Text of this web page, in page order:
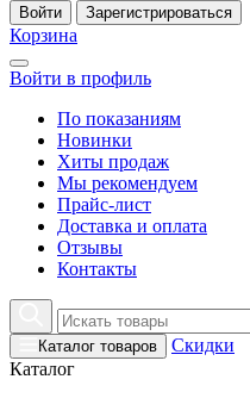
Войти Зарегистрироваться
Корзина
Войти в профиль
По показаниям
Новинки
Хиты продаж
Мы рекомендуем
Прайс-лист
Доставка и оплата
Отзывы
Контакты
Каталог товаров
Скидки
Каталог